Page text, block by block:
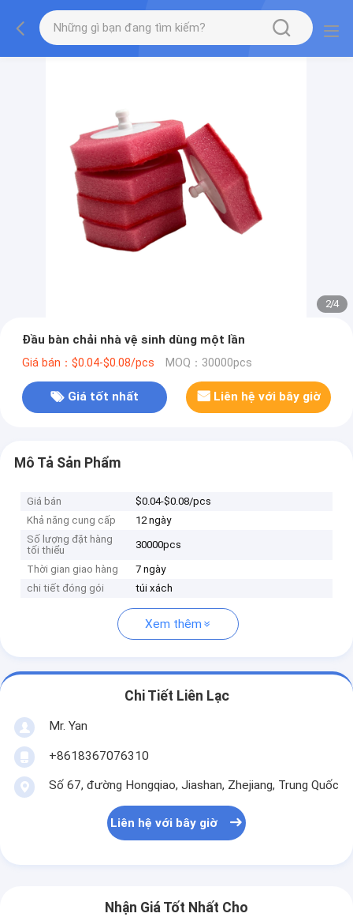
2/4
Đầu bàn chải nhà vệ sinh dùng một lần
Giá bán：$0.04-$0.08/pcs MOQ：30000pcs
Giá tốt nhất Liên hệ với bây giờ
Mô Tả Sản Phẩm
Giá bán
$0.04-$0.08/pcs
Khả năng cung cấp
12 ngày
Số lượng đặt hàng
tối thiểu
30000pcs
Thời gian giao hàng
7 ngày
chi tiết đóng gói
túi xách
Xem thêm
Chi Tiết Liên Lạc
Mr. Yan
+8618367076310
Số 67, đường Hongqiao, Jiashan, Zhejiang, Trung Quốc
Liên hệ với bây giờ
Nhận Giá Tốt Nhất Cho